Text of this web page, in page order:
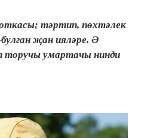
тәртип, пөхтәлек
җан ияләре. Ә
торучы умартачы нинди